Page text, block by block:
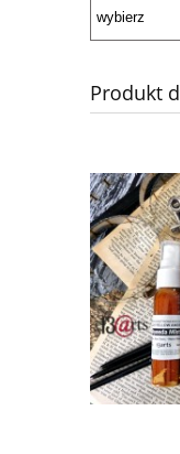
Produkt